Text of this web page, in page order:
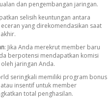
dan pengembangan jaringan.
selisih keuntungan antara
yang direkomendasikan saat
: Jika Anda merekrut member baru
berpotensi mendapatkan komisi
jaringan Anda.
seringkali memiliki program bonus
insentif untuk member
total penghasilan.